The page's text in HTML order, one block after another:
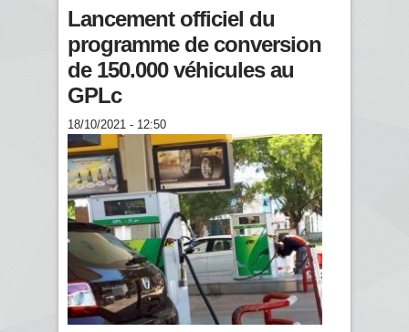
Lancement officiel du
programme de conversion
de 150.000 véhicules au
GPLc
18/10/2021 - 12:50